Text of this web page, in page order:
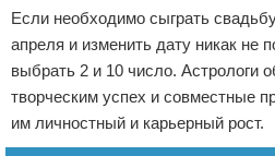
Если необходимо сыграть
апреля и изменить дату никак не
выбрать 2 и 10 число. Астрологи
творческим успех и совместные
им личностный и карьерный рост.